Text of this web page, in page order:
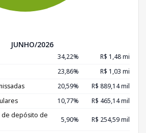
JUNHO/2026
34,22%
R$ 1,48 mi
23,86%
R$ 1,03 mi
20,59%
R$ 889,14 mil
10,77%
R$ 465,14 mil
depósito de
5,90% R$ 254,59 mil